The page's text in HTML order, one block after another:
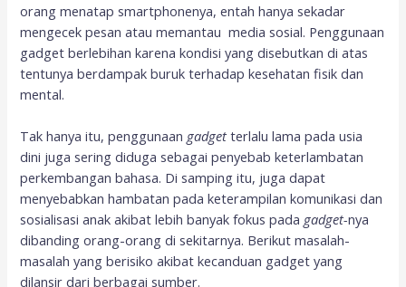
orang menatap smartphonenya, entah hanya sekadar
mengecek pesan atau memantau media sosial. Penggunaan
gadget berlebihan karena kondisi yang disebutkan di atas
tentunya berdampak buruk terhadap kesehatan fisik dan
mental.
Tak hanya itu, penggunaan gadgetterlalu lama pada usia
dini juga sering diduga sebagai penyebab keterlambatan
perkembangan bahasa. Di samping itu, juga dapat
menyebabkan hambatan pada keterampilan komunikasi dan
sosialisasi anak akibat lebih banyak fokus pada gadget-nya
dibanding orang-orang di sekitarnya. Berikut masalah-
masalah yang berisiko akibat kecanduan gadget yang
dilansir dari berbagai sumber.